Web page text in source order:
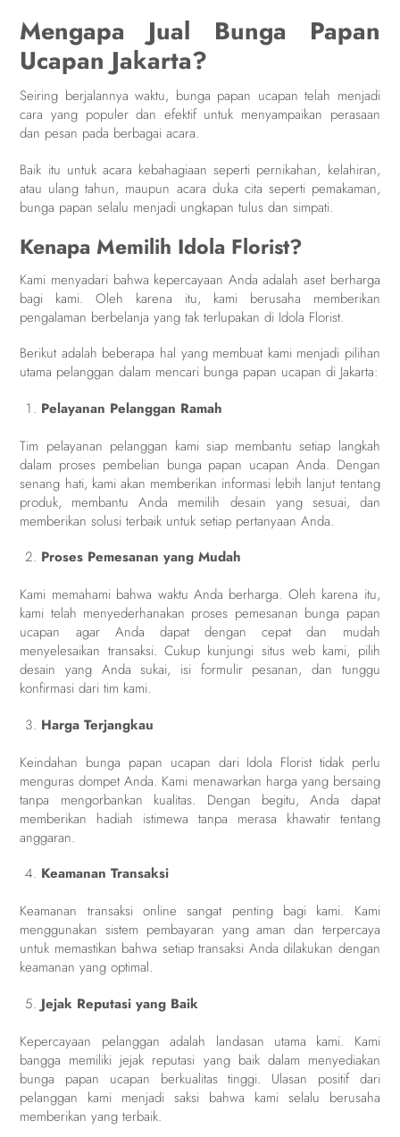
Mengapa Jual Bunga Papan
Ucapan Jakarta?
Seiring berjalannya waktu, bunga papan ucapan telah menjadi
cara yang populer dan efektif untuk menyampaikan perasaan
dan pesan pada berbagai acara.
Baik itu untuk acara kebahagiaan seperti pernikahan, kelahiran,
atau ulang tahun, maupun acara duka cita seperti pemakaman,
bunga papan selalu menjadi ungkapan tulus dan simpati.
Kenapa Memilih Idola Florist?
Kami menyadari bahwa kepercayaan Anda adalah aset berharga
bagi kami. Oleh karena itu, kami berusaha memberikan
pengalaman berbelanja yang tak terlupakan di Idola Florist.
Berikut adalah beberapa hal yang membuat kami menjadi pilihan
utama pelanggan dalam mencari bunga papan ucapan di Jakarta:
Pelayanan Pelanggan Ramah
Tim pelayanan pelanggan kami siap membantu setiap langkah
dalam proses pembelian bunga papan ucapan Anda. Dengan
senang hati, kami akan memberikan informasi lebih lanjut tentang
produk, membantu Anda memilih desain yang sesuai, dan
memberikan solusi terbaik untuk setiap pertanyaan Anda.
Proses Pemesanan yang Mudah
Kami memahami bahwa waktu Anda berharga. Oleh karena itu,
kami telah menyederhanakan proses pemesanan bunga papan
ucapan agar Anda dapat dengan cepat dan mudah
menyelesaikan transaksi. Cukup kunjungi situs web kami, pilih
desain yang Anda sukai, isi formulir pesanan, dan tunggu
konfirmasi dari tim kami.
Harga Terjangkau
Keindahan bunga papan ucapan dari Idola Florist tidak perlu
menguras dompet Anda. Kami menawarkan harga yang bersaing
tanpa mengorbankan kualitas. Dengan begitu, Anda dapat
memberikan hadiah istimewa tanpa merasa khawatir tentang
anggaran.
Keamanan Transaksi
Keamanan transaksi online sangat penting bagi kami. Kami
menggunakan sistem pembayaran yang aman dan terpercaya
untuk memastikan bahwa setiap transaksi Anda dilakukan dengan
keamanan yang optimal.
Jejak Reputasi yang Baik
Kepercayaan pelanggan adalah landasan utama kami. Kami
bangga memiliki jejak reputasi yang baik dalam menyediakan
bunga papan ucapan berkualitas tinggi. Ulasan positif dari
pelanggan kami menjadi saksi bahwa kami selalu berusaha
memberikan yang terbaik.